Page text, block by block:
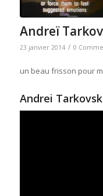
Andreï
23 janvier 2014 / 0
un beau frisson pour
Andrei